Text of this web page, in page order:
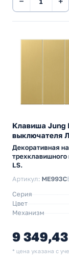
Клавиша Jung
выключателя
Декоративная
LS.
Артикул: ME993C
Серия
Цвет
Механизм
9
* цена указана с